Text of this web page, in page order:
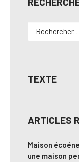
TEXTE
ARTICLES
Maison
une maison